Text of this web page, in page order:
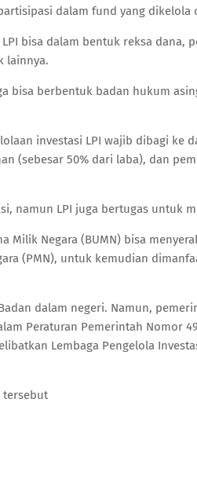
dalam fund yang dikelola
bisa dalam bentuk reksa dana,
lainnya.
bisa berbentuk badan hukum
investasi LPI wajib dibagi ke
(sebesar 50% dari laba), dan
namun LPI juga bertugas untuk
Milik Negara (BUMN) bisa
(PMN), untuk kemudian
dalam negeri. Namun,
Peraturan Pemerintah Nomor
Lembaga Pengelola
tersebut